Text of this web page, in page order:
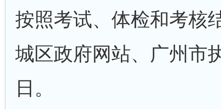
按照考试、体检和考核
城区政府网站、广州市
日。